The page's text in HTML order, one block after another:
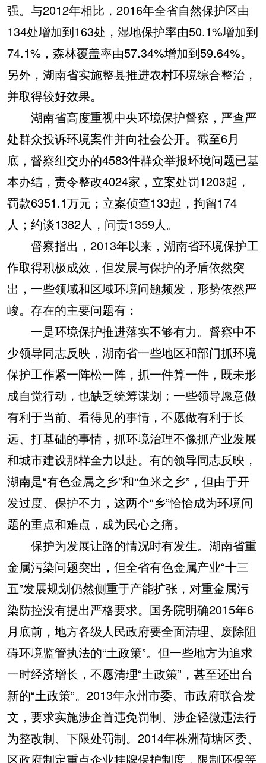
强。与2012年相比，2016年全省自然保护区由
134处增加到163处，湿地保护率由50.1%增加到
74.1%，森林覆盖率由57.34%增加到59.64%。
另外，湖南省实施整县推进农村环境综合整治，
并取得较好效果。
湖南省高度重视中央环境保护督察，严查严
处群众投诉环境案件并向社会公开。截至6月
底，督察组交办的4583件群众举报环境问题已基
本办结，责令整改4024家，立案处罚1203起，
罚款6351.1万元；立案侦查133起，拘留174
人；约谈1382人，问责1359人。
督察指出，2013年以来，湖南省环境保护工
作取得积极成效，但发展与保护的矛盾依然突
出，一些领域和区域环境问题频发，形势依然严
峻。存在的主要问题有：
一是环境保护推进落实不够有力。 督察中不
少领导同志反映，湖南省一些地区和部门抓环境
保护工作紧一阵松一阵，抓一件算一件，既未形
成自觉行动，也缺乏统筹谋划；一些领导愿意做
有利于当前、看得见的事情，不愿做有利于长
远、打基础的事情，抓环境治理不像抓产业发展
和城市建设那样全力以赴。有的领导同志反映，
湖南是“有色金属之乡”和“鱼米之乡”，但由于开
发过度、保护不力，这两个“乡”恰恰成为环境问
题的重点和难点，成为民心之痛。
保护为发展让路的情况时有发生。湖南省重
金属污染问题突出，但全省有色金属产业“十三
五”发展规划仍然侧重于产能扩张，对重金属污
染防控没有提出严格要求。国务院明确2015年6
月底前，地方各级人民政府要全面清理、废除阻
碍环境监管执法的“土政策”。但一些地方为追求
一时经济增长，不愿清理“土政策”，甚至还出台
新的“土政策”。2013年永州市委、市政府联合发
文，要求实施涉企首违免罚制、涉企轻微违法行
为整改制、下限处罚制。2014年株洲荷塘区委、
区政府制定重点企业挂牌保护制度，限制环保等